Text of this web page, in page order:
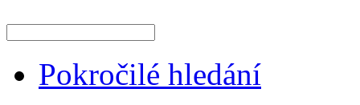
Pokročilé hledání